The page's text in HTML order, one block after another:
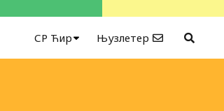
СР Ћир Њузлетер